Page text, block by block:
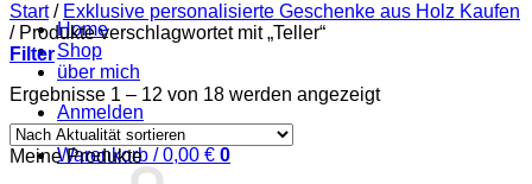
Home
Shop
über mich
Anmelden
Warenkorb /0,00 € 0
Start / Exklusive personalisierte Geschenke aus Holz Kaufen
/Produkte verschlagwortet mit „Teller“
Filter
Ergebnisse 1 – 12 von 18 werden angezeigtNach
Meine Produkte